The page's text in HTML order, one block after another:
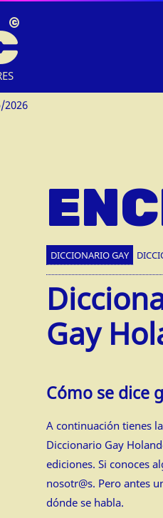
2026
DICCIONARIO GAY
Gay
Cómo se dice
A continuación tienes
Diccionario Gay
ediciones. Si conoces
nosotr@s. Pero antes
dónde se habla.